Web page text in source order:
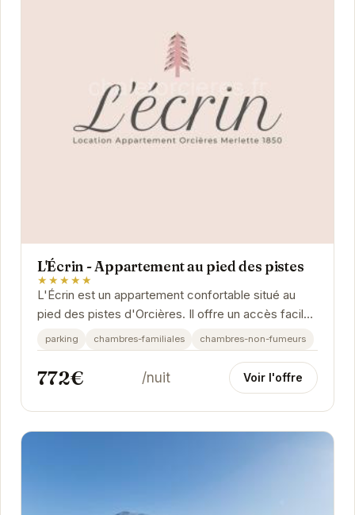
L'Écrin - Appartement au pied des pistes
★★★★★
L'Écrin est un appartement confortable situé au
pied des pistes d'Orcières. Il offre un accès facile
aux remontées mécaniques et aux activités...
parking chambres-familiales chambres-non-fumeurs
772€ /nuit Voir l'offre